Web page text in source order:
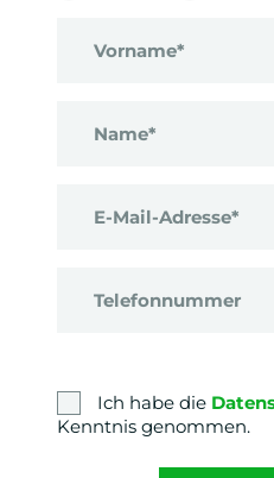
Vorname*
Name*
E-Mail-Adresse*
Telefonnummer
Ich habe die
Kenntnis genommen.